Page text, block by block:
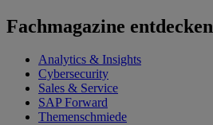
Fachmagazine entdecken
Analytics & Insights
Cybersecurity
Sales & Service
SAP Forward
Themenschmiede